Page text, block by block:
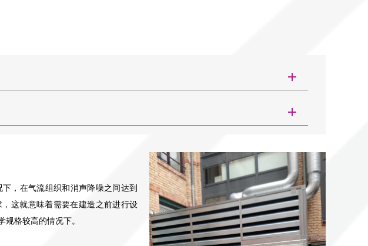
系列阻性及抗性发电机排
格提供了可靠性，最佳性
症状加重，甚至儿童肺发
化器技术，已经通过该技
发动机。
，在气流组织和消声降噪之间达到
这就意味着需要在建造之前进行设
格较高的情况下。